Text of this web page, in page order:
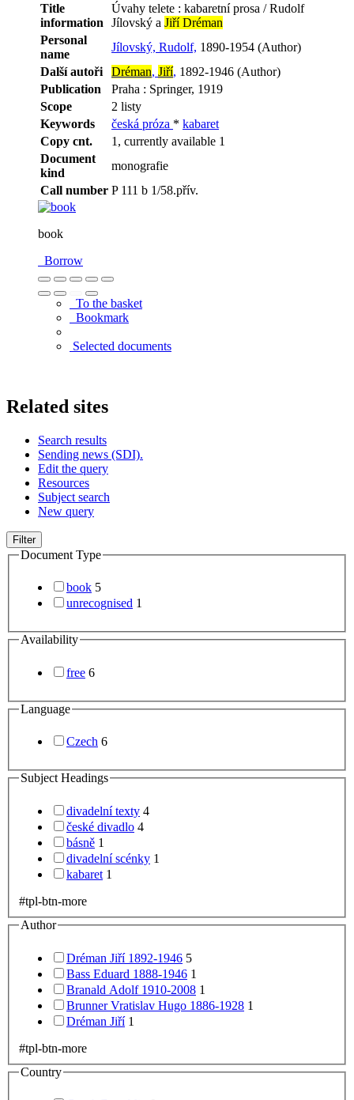
Title
information
Úvahy telete : kabaretní prosa / Rudolf
Jílovský a Jiří Dréman
Personal
name
Jílovský, Rudolf, 1890-1954 (Author)
Další autoři
Dréman, Jiří, 1892-1946 (Author)
Publication
Praha : Springer, 1919
Scope
2 listy
Keywords
česká próza * kabaret
Copy cnt.
1, currently available 1
Document
kind
monografie
Call number P 111 b 1/58.přív.
book
Borrow
To the basket
Bookmark
Selected documents
Related sites
Search results
Sending news (SDI).
Edit the query
Resources
Subject search
New query
Filter
Document Type
book 5
unrecognised 1
Availability
free 6
Language
Czech 6
Subject Headings
divadelní texty 4
české divadlo 4
básně 1
divadelní scénky 1
kabaret 1
#tpl-btn-more
Author
Dréman Jiří 1892-1946 5
Bass Eduard 1888-1946 1
Branald Adolf 1910-2008 1
Brunner Vratislav Hugo 1886-1928 1
Dréman Jiří 1
#tpl-btn-more
Country